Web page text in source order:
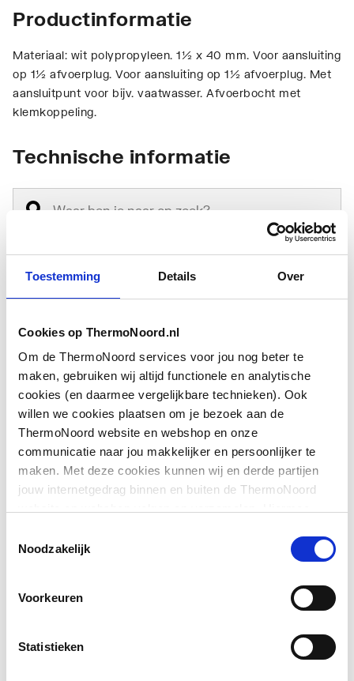
Toestemming Details Over
Cookies op ThermoNoord.nl
Om de ThermoNoord services voor jou nog beter te
maken, gebruiken wij altijd functionele en analytische
cookies (en daarmee vergelijkbare technieken). Ook
willen we cookies plaatsen om je bezoek aan de
ThermoNoord website en webshop en onze
communicatie naar jou makkelijker en persoonlijker te
maken. Met deze cookies kunnen wij en derde partijen
jouw internetgedrag binnen en buiten de ThermoNoord
communicatie aan jouw interesses aan. We slaan je
Noodzakelijk
Voorkeuren
Statistieken
Productinformatie
Materiaal: wit polypropyleen. 1½ x 40 mm. Voor aansluiting
op 1½ afvoerplug. Voor aansluiting op 1½ afvoerplug. Met
aansluitpunt voor bijv. vaatwasser. Afvoerbocht met
klemkoppeling.
Technische informatie
Materiaal Polypropyleen (PP)
Oppervlaktebeschermin
Onbehandeld
Oppervlaktebehandeling Onbehandeld
Kleur
afvoerplug
buisdiameter afvoer
Toon meer
Downloads
Bouwtekening